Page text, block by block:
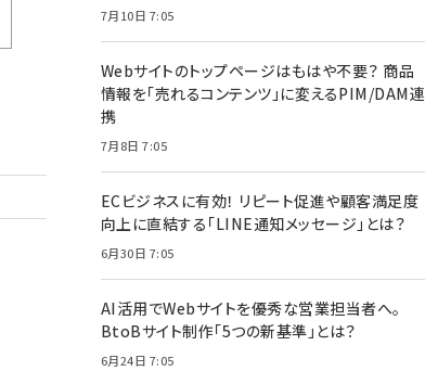
7月10日 7:05
Webサイトのトップページはもはや不要？ 商品
情報を「売れるコンテンツ」に変えるPIM/DAM連
携
7月8日 7:05
ECビジネスに有効！ リピート促進や顧客満足度
向上に直結する「LINE通知メッセージ」とは？
6月30日 7:05
AI活用でWebサイトを優秀な営業担当者へ。
BtoBサイト制作「5つの新基準」とは？
6月24日 7:05